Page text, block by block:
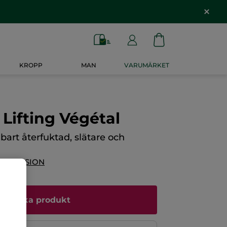
KROPP MAN VARUMÄRKET
Végétal
återfuktad, slätare och
Bevaka produkt